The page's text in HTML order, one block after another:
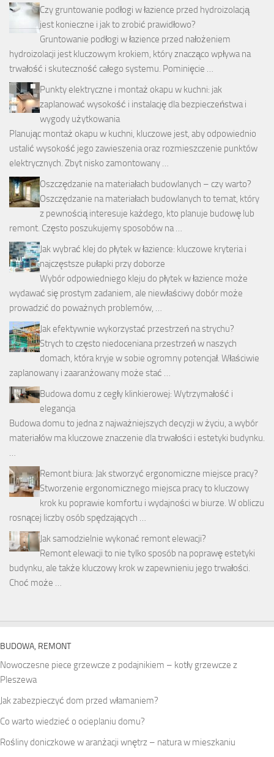
Czy gruntowanie podłogi w łazience przed hydroizolacją
jest konieczne i jak to zrobić prawidłowo?
Gruntowanie podłogi w łazience przed nałożeniem
hydroizolacji jest kluczowym krokiem, który znacząco wpływa na
trwałość i skuteczność całego systemu. Pominięcie …
Punkty elektryczne i montaż okapu w kuchni: jak
zaplanować wysokość i instalację dla bezpieczeństwa i
wygody użytkowania
Planując montaż okapu w kuchni, kluczowe jest, aby odpowiednio
ustalić wysokość jego zawieszenia oraz rozmieszczenie punktów
elektrycznych. Zbyt nisko zamontowany …
Oszczędzanie na materiałach budowlanych – czy warto?
Oszczędzanie na materiałach budowlanych to temat, który
z pewnością interesuje każdego, kto planuje budowę lub
remont. Często poszukujemy sposobów na …
Jak wybrać klej do płytek w łazience: kluczowe kryteria i
najczęstsze pułapki przy doborze
Wybór odpowiedniego kleju do płytek w łazience może
wydawać się prostym zadaniem, ale niewłaściwy dobór może
prowadzić do poważnych problemów, …
Jak efektywnie wykorzystać przestrzeń na strychu?
Strych to często niedoceniana przestrzeń w naszych
domach, która kryje w sobie ogromny potencjał. Właściwie
zaplanowany i zaaranżowany może stać …
Budowa domu z cegły klinkierowej: Wytrzymałość i
elegancja
Budowa domu to jedna z najważniejszych decyzji w życiu, a wybór
materiałów ma kluczowe znaczenie dla trwałości i estetyki budynku.
Remont biura: Jak stworzyć ergonomiczne miejsce pracy?
Stworzenie ergonomicznego miejsca pracy to kluczowy
krok ku poprawie komfortu i wydajności w biurze. W obliczu
rosnącej liczby osób spędzających …
Jak samodzielnie wykonać remont elewacji?
Remont elewacji to nie tylko sposób na poprawę estetyki
budynku, ale także kluczowy krok w zapewnieniu jego trwałości.
Choć może …
BUDOWA, REMONT
Nowoczesne piece grzewcze z podajnikiem – kotły grzewcze z
Pleszewa
Jak zabezpieczyć dom przed włamaniem?
Co warto wiedzieć o ocieplaniu domu?
Rośliny doniczkowe w aranżacji wnętrz – natura w mieszkaniu